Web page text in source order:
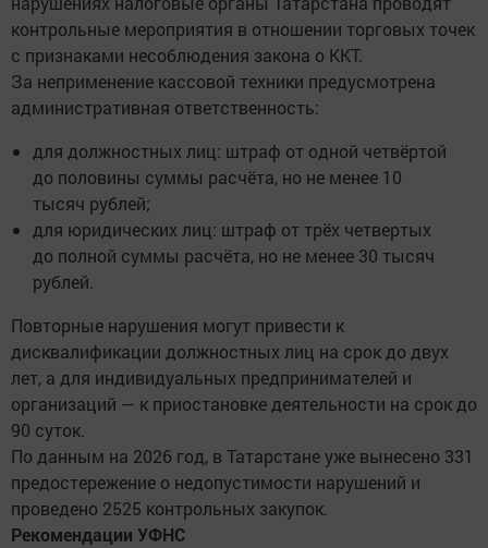
контрольные мероприятия в отношении торговых точек
с признаками несоблюдения закона о ККТ.
За неприменение кассовой техники предусмотрена
административная ответственность:
для должностных лиц: штраф от одной четвёртой
до половины суммы расчёта, но не менее 10
тысяч рублей;
для юридических лиц: штраф от трёх четвертых
до полной суммы расчёта, но не менее 30 тысяч
рублей.
Повторные нарушения могут привести к
дисквалификации должностных лиц на срок до двух
лет, а для индивидуальных предпринимателей и
организаций — к приостановке деятельности на срок до
90 суток.
По данным на 2026 год, в Татарстане уже вынесено 331
предостережение о недопустимости нарушений и
проведено 2525 контрольных закупок.
Рекомендации УФНС